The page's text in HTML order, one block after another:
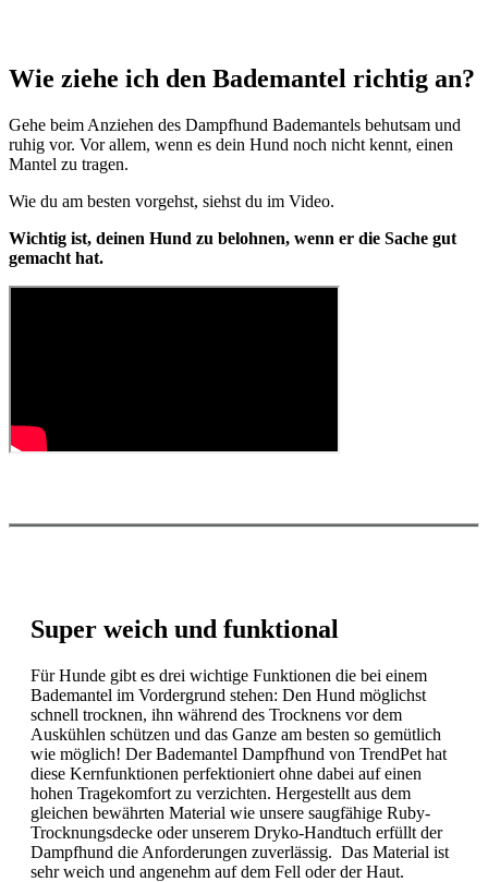
Wie ziehe ich den Bademantel richtig an?
Gehe beim Anziehen des Dampfhund Bademantels behutsam und
ruhig vor. Vor allem, wenn es dein Hund noch nicht kennt, einen
Mantel zu tragen.
Wie du am besten vorgehst, siehst du im Video.
Wichtig ist, deinen Hund zu belohnen, wenn er die Sache gut
gemacht hat.
Super weich und funktional
Für Hunde gibt es drei wichtige Funktionen die bei einem
Bademantel im Vordergrund stehen: Den Hund möglichst
schnell trocknen, ihn während des Trocknens vor dem
Auskühlen schützen und das Ganze am besten so gemütlich
wie möglich! Der Bademantel Dampfhund von TrendPet hat
diese Kernfunktionen perfektioniert ohne dabei auf einen
hohen Tragekomfort zu verzichten. Hergestellt aus dem
gleichen bewährten Material wie unsere saugfähige Ruby-
Trocknungsdecke oder unserem Dryko-Handtuch erfüllt der
Dampfhund die Anforderungen zuverlässig. Das Material ist
sehr weich und angenehm auf dem Fell oder der Haut.